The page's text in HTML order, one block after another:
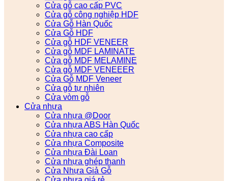
Cửa gỗ cao cấp PVC
Cửa gỗ công nghiệp HDF
Cửa Gỗ Hàn Quốc
Cửa Gỗ HDF
Cửa gỗ HDF VENEER
Cửa gỗ MDF LAMINATE
Cửa gỗ MDF MELAMINE
Cửa gỗ MDF VENEEER
Cửa Gỗ MDF Veneer
Cửa gỗ tự nhiên
Cửa vòm gỗ
Cửa nhựa
Cửa nhựa @Door
Cửa nhựa ABS Hàn Quốc
Cửa nhựa cao cấp
Cửa nhựa Composite
Cửa nhựa Đài Loan
Cửa nhựa ghép thanh
Cửa Nhựa Giả Gỗ